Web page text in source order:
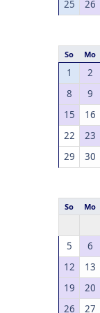
25
26
So Mo
1 2
8
9
15
16
22
23
29
30
So Mo
5
6
12
13
19
20
26
27